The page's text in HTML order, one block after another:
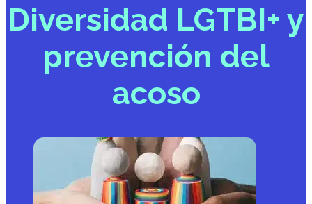
Diversidad LGTBI+ y
prevención del
acoso